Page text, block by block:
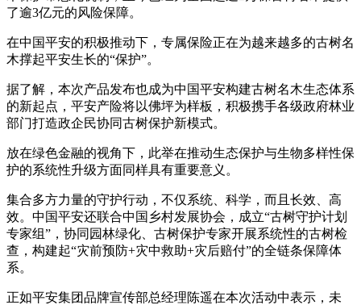
了逾3亿元的风险保障。
在中国平安的积极推动下，专属保险正在为越来越多的古树名
木撑起平安生长的“保护”。
据了解，本次产品发布也成为中国平安构建古树名木生态体系
的新起点，平安产险将以佛坪为样板，积极携手各级政府林业
部门打造政企民协同古树保护新模式。
放在绿色金融的视角下，此举在推动生态保护与生物多样性保
护的系统性升级方面同样具有重要意义。
集合多方力量的守护行动，不仅系统、科学，而且长效、高
效。中国平安还联合中国乡村发展协会，成立“古树守护计划
专家组”，协同园林绿化、古树保护专家开展系统性的古树检
查，构建起“灾前预防+灾中救助+灾后赔付”的全链条保障体
系。
正如平安集团品牌宣传部总经理陈遥在本次活动中表示，未